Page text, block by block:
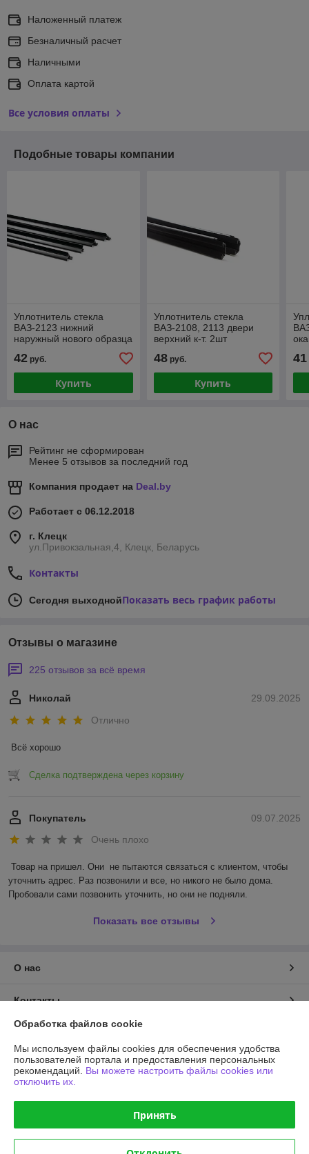
Наложенный платеж
Безналичный расчет
Наличными
Оплата картой
Все условия оплаты
Подобные товары компании
Уплотнитель стекла
ВАЗ-2123 нижний
наружный нового образца
4шт
42 руб.
Купить
Уплотнитель стекла
ВАЗ-2108, 2113 двери
верхний к-т. 2шт
48руб.
Купить
41
О нас
Рейтинг не сформирован
Менее 5 отзывов за последний год
Компания продает на Deal.by
Работает с 06.12.2018
г. Клецк
ул.Привокзальная,4, Клецк, Беларусь
Контакты
Сегодня выходнойПоказать весь график работы
Отзывы о магазине
225 отзывов за всё время
29.09.2025
Николай
Отлично
Всё хорошо
Сделка подтверждена через корзину
09.07.2025
Покупатель
Очень плохо
Товар на пришел. Они  не пытаются связаться с клиентом, чтобы
уточнить адрес. Раз позвонили и все, но никого не было дома.
Пробовали сами позвонить уточнить, но они не подняли.
Показать все отзывы
О нас
Контакты
Доставка и оплата
График работы
Политика обработки cookies
Обработка файлов cookie
Мы используем файлы cookies для обеспечения удобства
пользователей портала и предоставления персональных
рекомендаций. Вы можете настроить файлы cookies или
отключить их.
Принять